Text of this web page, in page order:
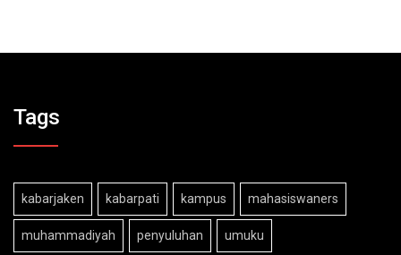
Tags
kabarjaken kabarpati kampus mahasiswaners
muhammadiyah penyuluhan umuku